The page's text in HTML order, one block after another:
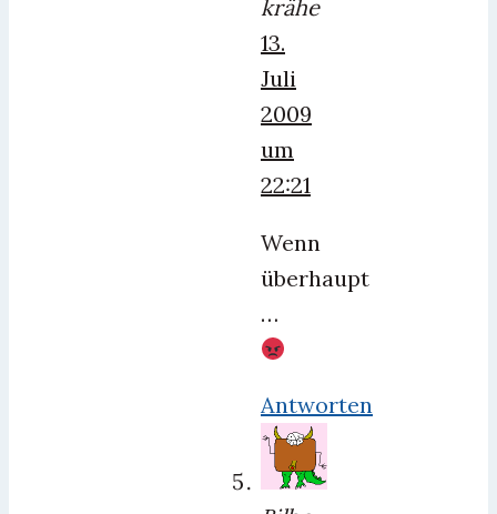
krähe
13.
Juli
2009
um
22:21
Wenn
überhaupt
…
Antworten